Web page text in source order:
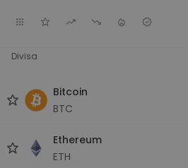
Divisa
Bitcoin
BTC
Ethereum
ETH